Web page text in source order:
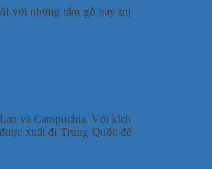
với những tấm gỗ hay trụ
và Campuchia. Với kích
xuất đi Trung Quốc để